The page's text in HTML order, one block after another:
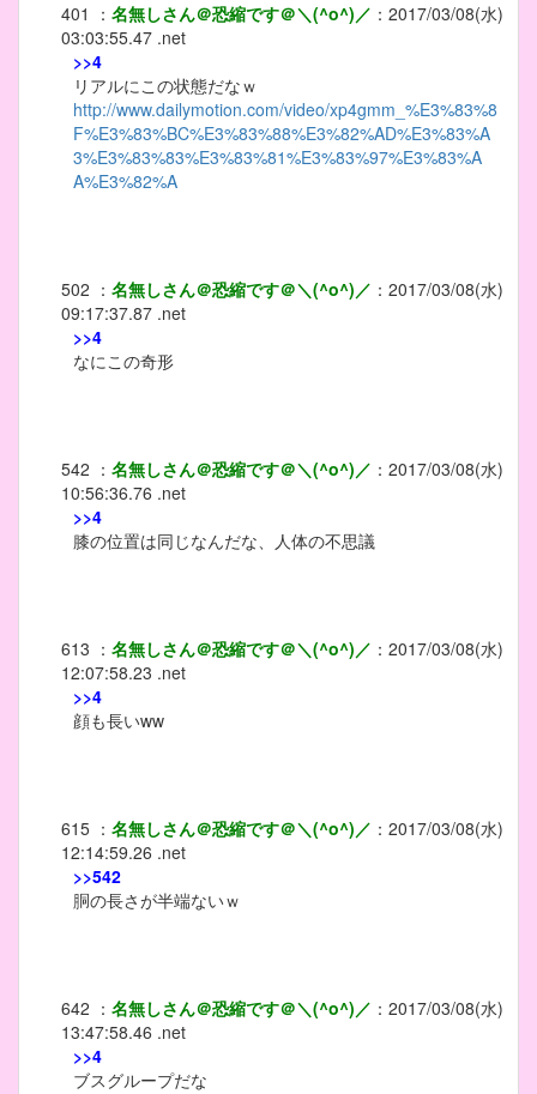
401 ： 名無しさん＠恐縮です＠＼(^o^)／ ： 2017/03/08(水)
03:03:55.47 .net
>>4
リアルにこの状態だなｗ
http://www.dailymotion.com/video/xp4gmm_%E3%83%8
F%E3%83%BC%E3%83%88%E3%82%AD%E3%83%A
3%E3%83%83%E3%83%81%E3%83%97%E3%83%A
A%E3%82%A
502 ： 名無しさん＠恐縮です＠＼(^o^)／ ： 2017/03/08(水)
09:17:37.87 .net
>>4
なにこの奇形
542 ： 名無しさん＠恐縮です＠＼(^o^)／ ： 2017/03/08(水)
10:56:36.76 .net
>>4
膝の位置は同じなんだな、人体の不思議
613 ： 名無しさん＠恐縮です＠＼(^o^)／ ： 2017/03/08(水)
12:07:58.23 .net
>>4
顔も長いww
615 ： 名無しさん＠恐縮です＠＼(^o^)／ ： 2017/03/08(水)
12:14:59.26 .net
>>542
胴の長さが半端ないｗ
642 ： 名無しさん＠恐縮です＠＼(^o^)／ ： 2017/03/08(水)
13:47:58.46 .net
>>4
ブスグループだな